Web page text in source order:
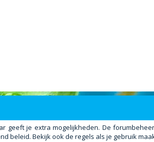
geeft je extra mogelijkheden. De
beleid. Bekijk ook de regels als je gebruik